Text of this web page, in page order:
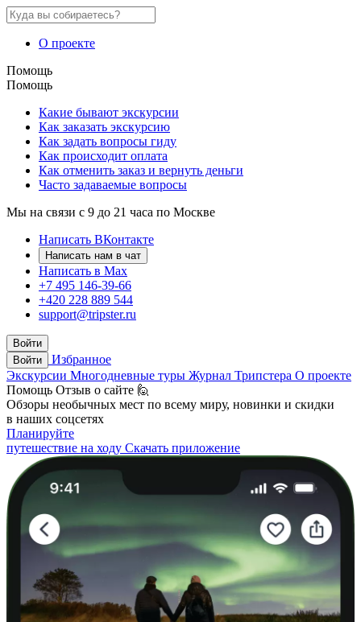
О проекте
Помощь
Помощь
Какие бывают экскурсии
Как заказать экскурсию
Как задать вопросы гиду
Как происходит оплата
Как отменить заказ и вернуть деньги
Часто задаваемые вопросы
Мы на связи с 9 до 21 часа по Москве
Написать ВКонтакте
Написать нам в чат
Написать в Max
+7 495 146-39-66
+420 228 889 544
support@tripster.ru
Войти
Войти
Избранное
Экскурсии Многодневные туры Журнал Трипстера О проекте
Помощь Отзыв о сайте 🙋
Обзоры необычных мест по всему миру, новинки и скидки
в наших соцсетях
Планируйте
путешествие на ходу Скачать приложение